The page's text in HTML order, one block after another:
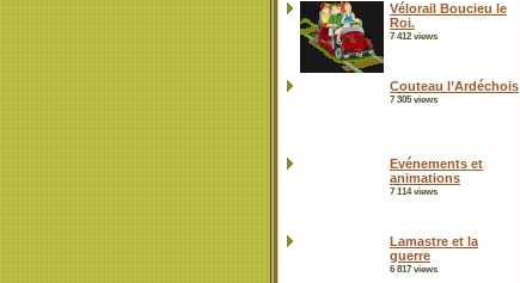
Vélorail Boucieu le
Roi.
7 412 views
Couteau l’Ardéchois
7 305 views
Evénements et
animations
7 114 views
Lamastre et la
guerre
6 817 views